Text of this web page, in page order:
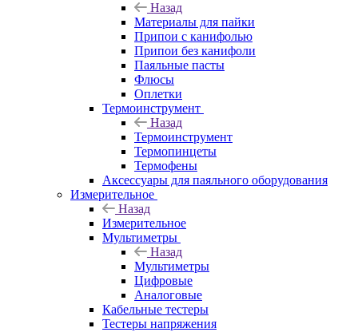
Назад
Материалы для пайки
Припои с канифолью
Припои без канифоли
Паяльные пасты
Флюсы
Оплетки
Термоинструмент
Назад
Термоинструмент
Термопинцеты
Термофены
Аксессуары для паяльного оборудования
Измерительное
Назад
Измерительное
Мультиметры
Назад
Мультиметры
Цифровые
Аналоговые
Кабельные тестеры
Тестеры напряжения